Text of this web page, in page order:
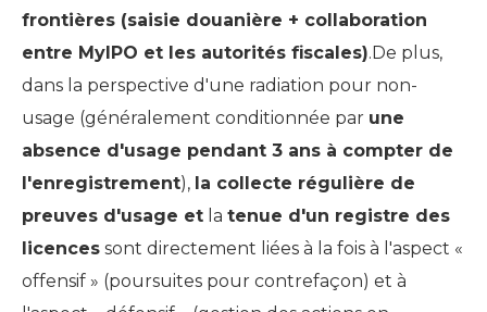
frontières (saisie douanière + collaboration
entre MyIPO et les autorités fiscales).De plus,
dans la perspective d'une radiation pour non-
usage (généralement conditionnée par une
absence d'usage pendant 3 ans à compter de
l'enregistrement), la collecte régulière de
preuves d'usage et la tenue d'un registre des
licences sont directement liées à la fois à l'aspect «
offensif » (poursuites pour contrefaçon) et à